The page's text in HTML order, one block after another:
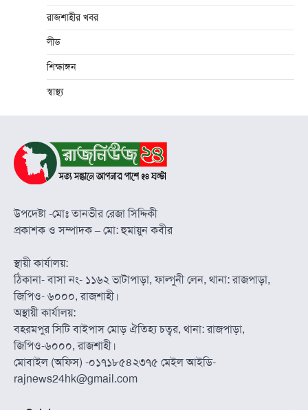
রাজশাহীর খবর
লীড
শিক্ষাঙ্গন
স্বাস্থ্য
উপদেষ্টা -মোঃ তানভীর রেজা সিদ্দিকী
প্রকাশক ও সম্পাদক – মো: হুমায়ুন কবীর
স্থায়ী কার্যালয়:
ঠিকানা- বাসা নং- ১১৬২ ভাটাপাড়া, ফাল্গুনী লেন, থানা: রাজপাড়া,
জিপিও- ৬০০০, রাজশাহী।
অস্থায়ী কার্যালয়:
বহরমপুর সিটি বাইপাস মোড় ঐতিহ্য চত্বর, থানা: রাজপাড়া,
জিপিও-৬০০০, রাজশাহী।
মোবাইল (অফিস) -০১৭১৮৫৪২৩৭৫ মেইল আইডি-
rajnews24hk@gmail.com